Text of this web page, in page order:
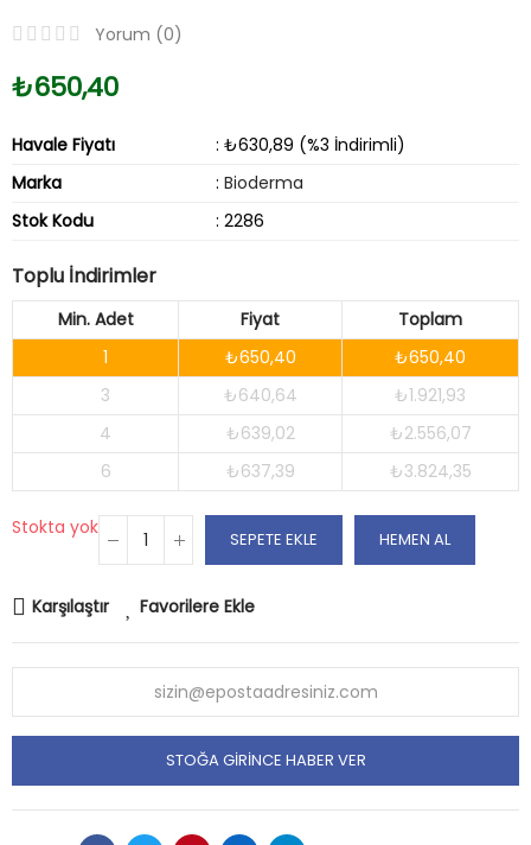
Yorum (0)
₺650,40
Havale Fiyatı
: ₺630,89 (%3 İndirimli)
Marka
: Bioderma
Stok Kodu
: 2286
Toplu İndirimler
Min. Adet Fiyat
Toplam
1
₺650,40
₺650,40
3
₺640,64
₺1.921,93
4
₺639,02
₺2.556,07
6
₺637,39 ₺3.824,35
Stokta yok
SEPETE EKLE HEMEN AL
Karşılaştır Favorilere Ekle
STOĞA GIRINCE HABER VER